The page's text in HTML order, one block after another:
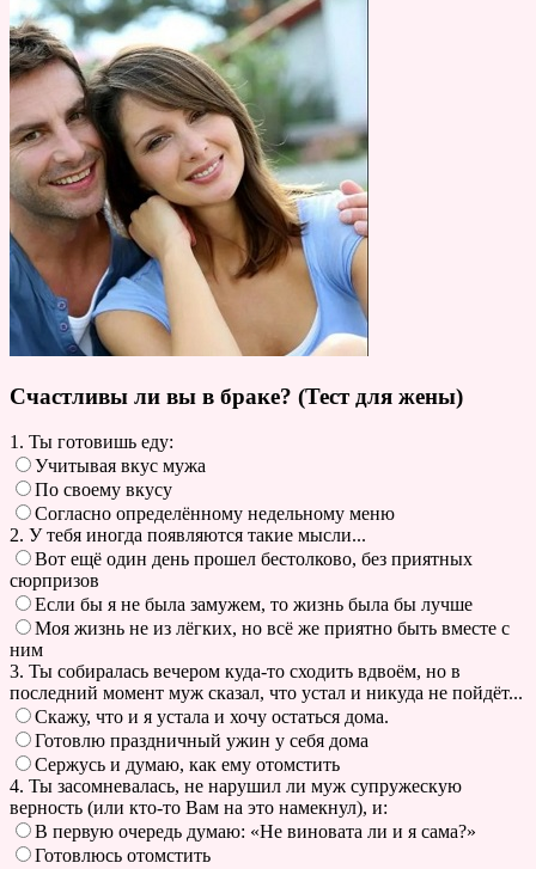
Счастливы ли вы в браке? (Тест для жены)
1. Ты готовишь еду:
Учитывая вкус мужа
По своему вкусу
Согласно определённому недельному меню
2. У тебя иногда появляются такие мысли...
Вот ещё один день прошел бестолково, без приятных
сюрпризов
Если бы я не была замужем, то жизнь была бы лучше
Моя жизнь не из лёгких, но всё же приятно быть вместе с
ним
3. Ты собиралась вечером куда-то сходить вдвоём, но в
последний момент муж сказал, что устал и никуда не пойдёт...
Скажу, что и я устала и хочу остаться дома.
Готовлю праздничный ужин у себя дома
Сержусь и думаю, как ему отомстить
4. Ты засомневалась, не нарушил ли муж супружескую
верность (или кто-то Вам на это намекнул), и:
В первую очередь думаю: «Не виновата ли и я сама?»
Готовлюсь отомстить